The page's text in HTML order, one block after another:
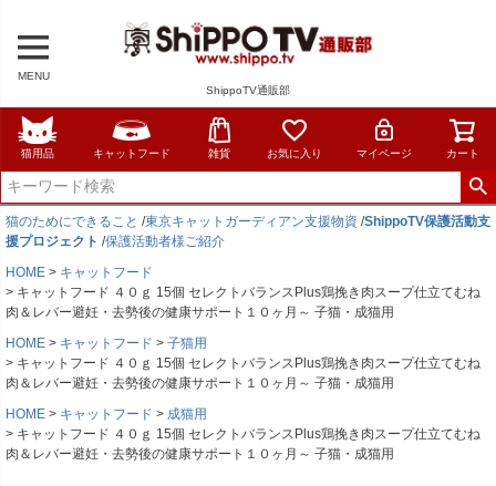
MENU
ShippoTV通販部
猫用品 キャットフード 雑貨 お気に入り マイページ カート
猫のためにできること /東京キャットガーディアン支援物資 /ShippoTV保護活動支
援プロジェクト /保護活動者様ご紹介
HOME
キャットフード
キャットフード ４０ｇ 15個 セレクトバランスPlus鶏挽き肉スープ仕立てむね
肉＆レバー避妊・去勢後の健康サポート１０ヶ月～ 子猫・成猫用
HOME
キャットフード
子猫用
キャットフード ４０ｇ 15個 セレクトバランスPlus鶏挽き肉スープ仕立てむね
肉＆レバー避妊・去勢後の健康サポート１０ヶ月～ 子猫・成猫用
HOME
キャットフード
成猫用
キャットフード ４０ｇ 15個 セレクトバランスPlus鶏挽き肉スープ仕立てむね
肉＆レバー避妊・去勢後の健康サポート１０ヶ月～ 子猫・成猫用